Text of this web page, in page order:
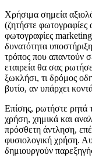
Χρήσιμα σημεία
(ζητήστε φωτογραφίες
φωτογραφίες
δυνατότητα
τρόπος που απαντούν
εταιρεία θα σας
ξωκλήσι, τι δρόμος
βυτίο, αν υπάρχει
Επίσης, ρωτήστε ρητά
χρήση, χημικά και
πρόσθετη άντληση,
φυσιολογική χρήση.
δημιουργούν